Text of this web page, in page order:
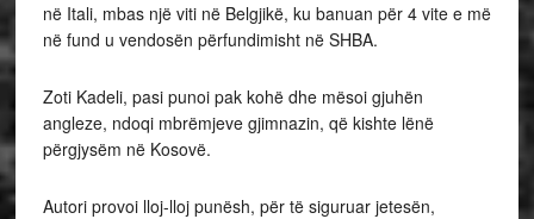
në Itali, mbas një viti në Belgjikë, ku banuan për 4 vite e më
në fund u vendosën përfundimisht në SHBA.
Zoti Kadeli, pasi punoi pak kohë dhe mësoi gjuhën
angleze, ndoqi mbrëmjeve gjimnazin, që kishte lënë
përgjysëm në Kosovë.
Autori provoi lloj-lloj punësh, për të siguruar jetesën,